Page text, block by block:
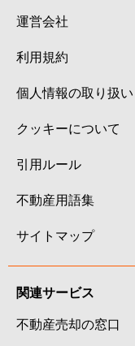
運営会社
利用規約
個人情報の取り扱い
クッキーについて
引用ルール
不動産用語集
サイトマップ
関連サービス
不動産売却の窓口